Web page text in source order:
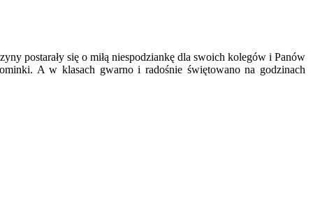
postarały się o miłą niespodziankę dla swoich kolegów i Panów
A w klasach gwarno i radośnie świętowano na godzinach